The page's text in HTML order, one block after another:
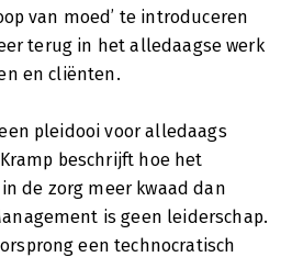
van moed’ te introduceren
terug in het alledaagse werk
en cliënten.
pleidooi voor alledaags
beschrijft hoe het
de zorg meer kwaad dan
is geen leiderschap.
een technocratisch